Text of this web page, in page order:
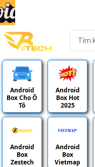
Android
Box Cho Ô
Tô
Android
Box Hot
2025
Android
Box
Zestech
Android
Box
Vietmap